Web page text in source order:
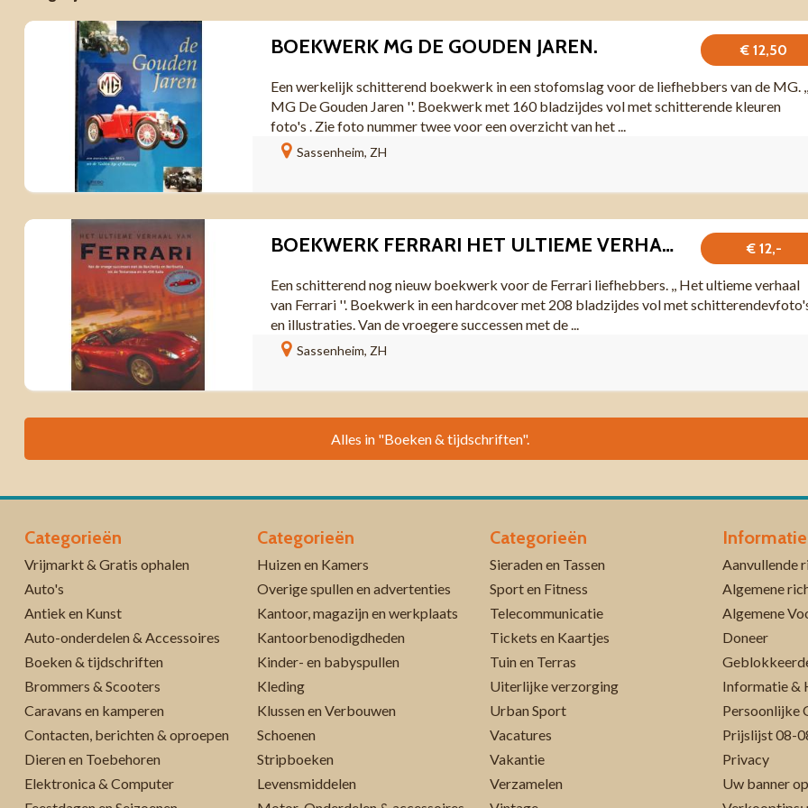
€ 12,50
BOEKWERK MG DE GOUDEN JAREN.
Een werkelijk schitterend boekwerk in een stofomslag voor de liefhebbers van de MG. ,,
MG De Gouden Jaren ''. Boekwerk met 160 bladzijdes vol met schitterende kleuren
foto's . Zie foto nummer twee voor een overzicht van het ...
Sassenheim, ZH
€ 12,-
BOEKWERK FERRARI HET ULTIEME VERHAAL.
Een schitterend nog nieuw boekwerk voor de Ferrari liefhebbers. ,, Het ultieme verhaal
van Ferrari ''. Boekwerk in een hardcover met 208 bladzijdes vol met
en illustraties. Van de vroegere successen met de ...
Sassenheim, ZH
Alles in "Boeken & tijdschriften".
Categorieën
Vrijmarkt & Gratis ophalen
Auto's
Antiek en Kunst
Auto-onderdelen & Accessoires
Boeken & tijdschriften
Brommers & Scooters
Caravans en kamperen
Contacten, berichten & oproepen
Dieren en Toebehoren
Elektronica & Computer
Categorieën
Huizen en Kamers
Overige spullen en advertenties
Kantoor, magazijn en werkplaats
Kantoorbenodigdheden
Kinder- en babyspullen
Kleding
Klussen en Verbouwen
Schoenen
Stripboeken
Levensmiddelen
Categorieën
Sieraden en Tassen
Sport en Fitness
Telecommunicatie
Tickets en Kaartjes
Tuin en Terras
Uiterlijke verzorging
Urban Sport
Vacatures
Vakantie
Verzamelen
Informatie
Algemene
Algemene
Doneer
Informatie &
Persoonlijke
Prijslijst 08-
Privacy
Uw banner